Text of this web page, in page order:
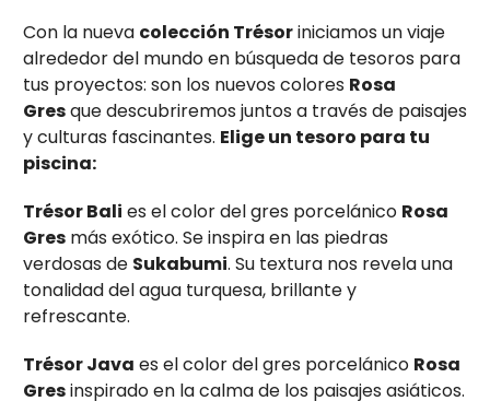
Con la nueva colección Trésoriniciamos un viaje
alrededor del mundo en búsqueda de tesoros para
tus proyectos: son los nuevos colores Rosa
Gresque descubriremos juntos a través de paisajes
y culturas fascinantes. Elige un tesoro para tu
piscina:
Trésor Bali es el color del gres porcelánico Rosa
Gres más exótico. Se inspira en las piedras
verdosas de Sukabumi. Su textura nos revela una
tonalidad del agua turquesa, brillante y
refrescante.
Trésor Java es el color del gres porcelánico Rosa
Gresinspirado en la calma de los paisajes asiáticos.